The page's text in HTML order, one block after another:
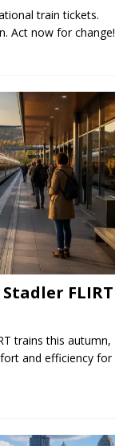
train tickets.
Act now for change!
FLIRT
trains this autumn,
and efficiency for